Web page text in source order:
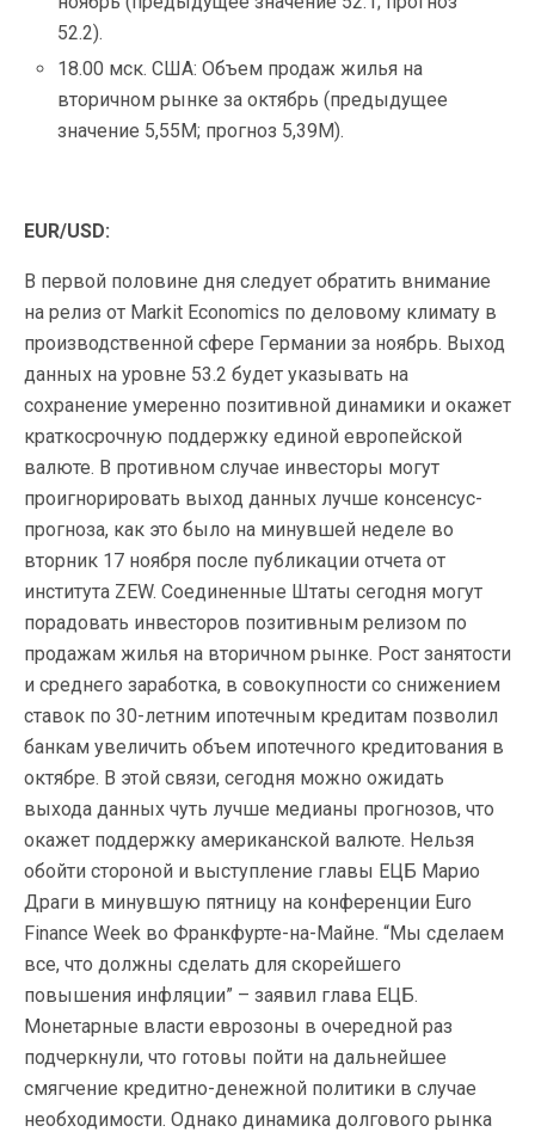
52.2).
18.00 мск. США: Объем продаж жилья на
вторичном рынке за октябрь (предыдущее
значение 5,55M; прогноз 5,39M).
EUR/USD:
В первой половине дня следует обратить внимание
на релиз от Markit Economics по деловому климату в
производственной сфере Германии за ноябрь. Выход
данных на уровне 53.2 будет указывать на
сохранение умеренно позитивной динамики и окажет
краткосрочную поддержку единой европейской
валюте. В противном случае инвесторы могут
проигнорировать выход данных лучше консенсус-
прогноза, как это было на минувшей неделе во
вторник 17 ноября после публикации отчета от
института ZEW. Соединенные Штаты сегодня могут
порадовать инвесторов позитивным релизом по
продажам жилья на вторичном рынке. Рост занятости
и среднего заработка, в совокупности со снижением
ставок по 30-летним ипотечным кредитам позволил
банкам увеличить объем ипотечного кредитования в
октябре. В этой связи, сегодня можно ожидать
выхода данных чуть лучше медианы прогнозов, что
окажет поддержку американской валюте. Нельзя
обойти стороной и выступление главы ЕЦБ Марио
Драги в минувшую пятницу на конференции Euro
Finance Week во Франкфурте-на-Майне. “Мы сделаем
все, что должны сделать для скорейшего
повышения инфляции” – заявил глава ЕЦБ.
Монетарные власти еврозоны в очередной раз
подчеркнули, что готовы пойти на дальнейшее
смягчение кредитно-денежной политики в случае
необходимости. Однако динамика долгового рынка